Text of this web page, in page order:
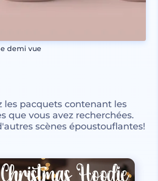
demi vue
les pacquets contenant les
que vous avez recherchées.
scènes époustouflantes!